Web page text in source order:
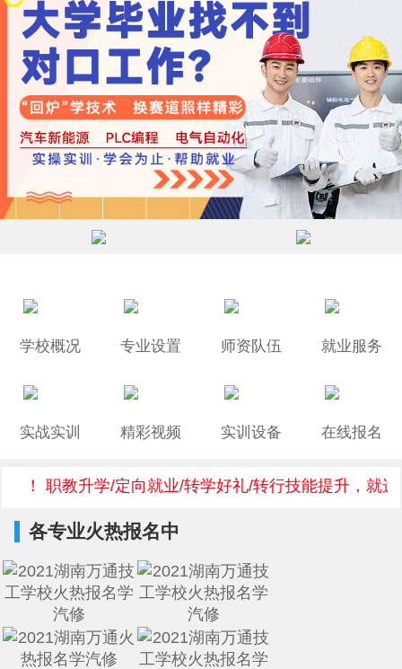
学校概况 专业设置 师资队伍 就业服务
实战实训 精彩视频 实训设备 在线报名
职教升学/定向就业/转学好礼/转行技能提升，就选湖
各专业火热报名中